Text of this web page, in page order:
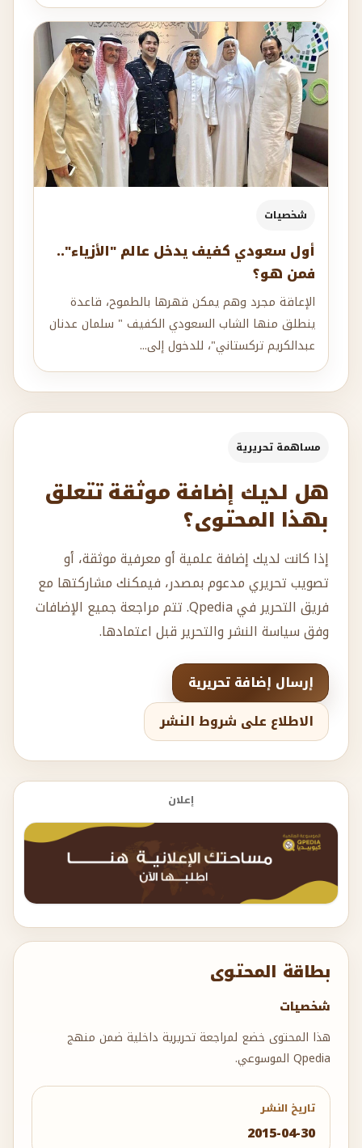
بطاقة المحتوى
شخصيات
هذا المحتوى خضع لمراجعة تحريرية داخلية ضمن منهج
Qpedia الموسوعي.
تاريخ النشر
2015-04-30
شخصيات
أول سعودي كفيف يدخل عالم "الأزياء"..
فمن هو؟
الإعاقة مجرد وهم يمكن قهرها بالطموح، قاعدة
ينطلق منها الشاب السعودي الكفيف " سلمان عدنان
عبدالكريم تركستاني"، للدخول إلى...
مساهمة تحريرية
هل لديك إضافة موثقة تتعلق
بهذا المحتوى؟
إذا كانت لديك إضافة علمية أو معرفية موثقة، أو
تصويب تحريري مدعوم بمصدر، فيمكنك مشاركتها مع
فريق التحرير في Qpedia. تتم مراجعة جميع الإضافات
وفق سياسة النشر والتحرير قبل اعتمادها.
إرسال إضافة تحريرية
الاطلاع على شروط النشر
إعلان